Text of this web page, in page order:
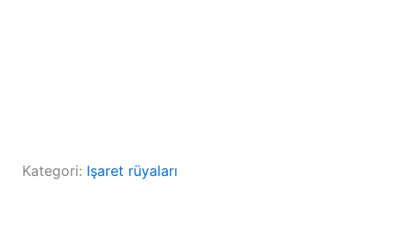
Kategori: Işaret rüyaları